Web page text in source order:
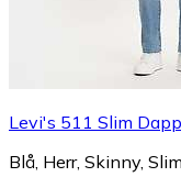
Levi's 511 Slim
Blå, Herr, Skinny,